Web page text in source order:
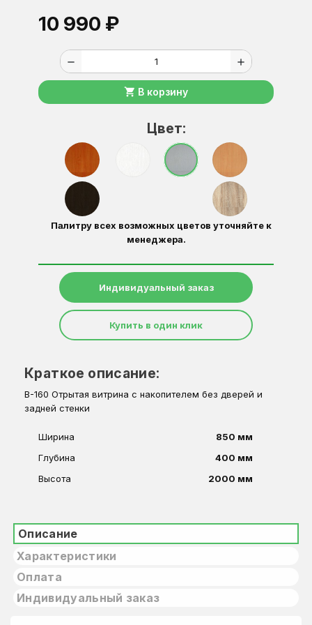
10 990 ₽
remove add
shopping_cart В корзину
Цвет:
Палитру всех возможных цветов уточняйте к
менеджера.
Индивидуальный заказ
Купить в один клик
Краткое описание:
В-160 Отрытая витрина с накопителем без дверей и
задней стенки
Ширина
850 мм
Глубина
400 мм
Высота
2000 мм
Описание
Характеристики
Оплата
Индивидуальный заказ